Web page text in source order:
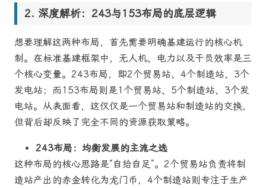
深度解析：243与153布局的底层逻辑
想要理解这两种布局，首先需要明确基建运行的核心机
制。在标准基建框架中，无人机、电力以及干员效率是三
个核心变量。243布局，即2个贸易站、4个制造站、3个
发电站；而153布局则是1个贸易站、5个制造站、3个发
电站。从表面看，这仅仅是一个贸易站和制造站的交换，
但背后却反映了完全不同的资源获取策略。
243布局：均衡发展的主流之选
这种布局的核心思路是“自给自足”。2个贸易站负责将制
造站产出的赤金转化为龙门币，4个制造站则专注于生产